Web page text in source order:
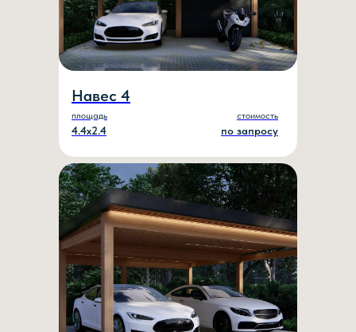
Навес 4
площадь
4.4х2.4
стоимость
по запросу